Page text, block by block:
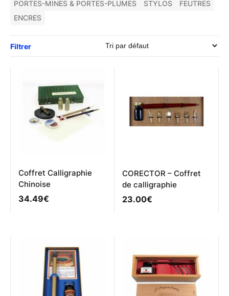
PORTES-MINES & PORTES-PLUMES
STYLOS
FEUTRES
ENCRES
Filtrer
Coffret Calligraphie
Chinoise
34.49€
CORECTOR – Coffret
de calligraphie
23.00€